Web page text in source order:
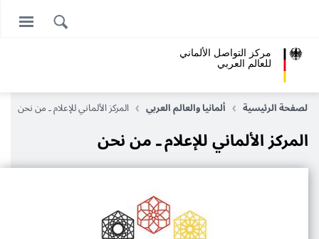
مركز التواصل الألماني
للعالم العربي
الصفحة الرئيسية ألمانيا والعالم العربي المركز الألماني للإعلام ـ من نحن
المركز الألماني للإعلام ـ من نحن